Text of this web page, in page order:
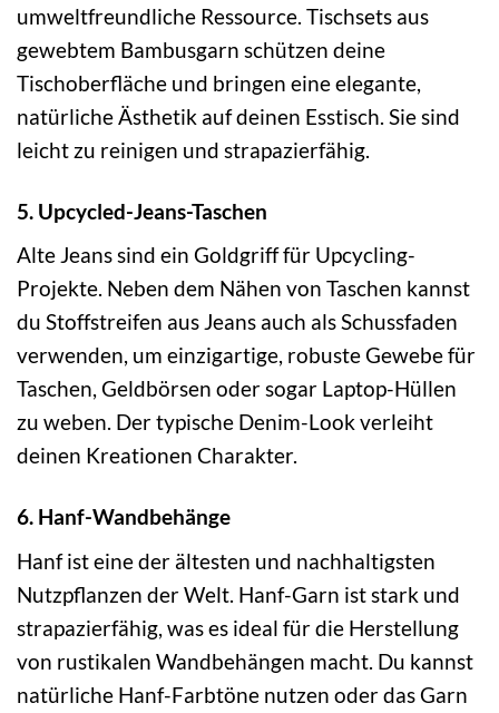
umweltfreundliche Ressource. Tischsets aus
gewebtem Bambusgarn schützen deine
Tischoberfläche und bringen eine elegante,
natürliche Ästhetik auf deinen Esstisch. Sie sind
leicht zu reinigen und strapazierfähig.
5. Upcycled-Jeans-Taschen
Alte Jeans sind ein Goldgriff für Upcycling-
Projekte. Neben dem Nähen von Taschen kannst
du Stoffstreifen aus Jeans auch als Schussfaden
verwenden, um einzigartige, robuste Gewebe für
Taschen, Geldbörsen oder sogar Laptop-Hüllen
zu weben. Der typische Denim-Look verleiht
deinen Kreationen Charakter.
6. Hanf-Wandbehänge
Hanf ist eine der ältesten und nachhaltigsten
Nutzpflanzen der Welt. Hanf-Garn ist stark und
strapazierfähig, was es ideal für die Herstellung
von rustikalen Wandbehängen macht. Du kannst
natürliche Hanf-Farbtöne nutzen oder das Garn